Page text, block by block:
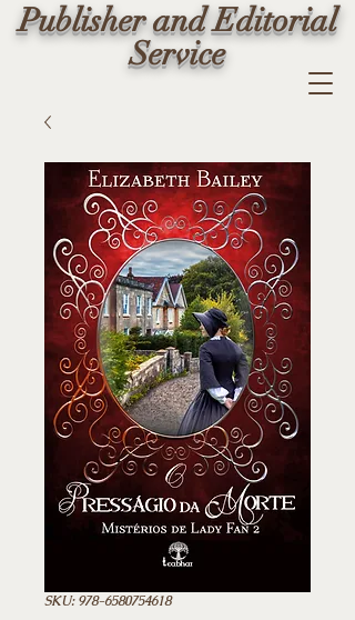
Publisher and Editorial
Service
SKU: 978-6580754618